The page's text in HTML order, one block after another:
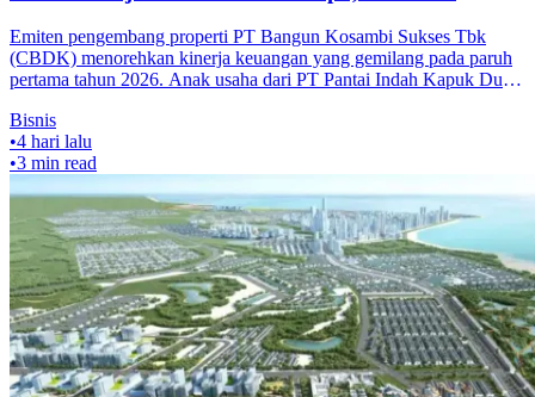
Emiten pengembang properti PT Bangun Kosambi Sukses Tbk
(CBDK) menorehkan kinerja keuangan yang gemilang pada paruh
pertama tahun 2026. Anak usaha dari PT Pantai Indah Kapuk Dua
Bisnis
•4 hari lalu
•3 min read